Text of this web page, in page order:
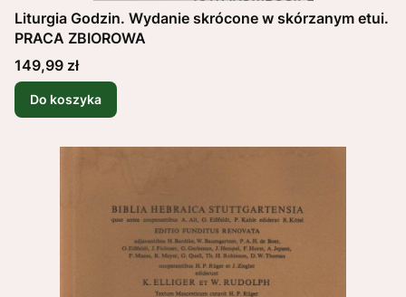
Liturgia Godzin. Wydanie skrócone w skórzanym etui.
PRACA ZBIOROWA
Cena
149,99 zł
Do koszyka